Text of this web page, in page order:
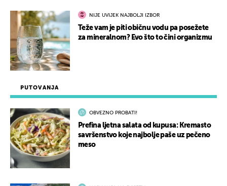
PUTOVANJA
OBVEZNO PROBATI!
Prefina ljetna salata od kupusa: Kremasto
savršenstvo koje najbolje paše uz pečeno
meso
NIJE UVIJEK NAJBOLJI IZBOR
Teže vam je piti običnu vodu pa posežete
za mineralnom? Evo što to čini organizmu